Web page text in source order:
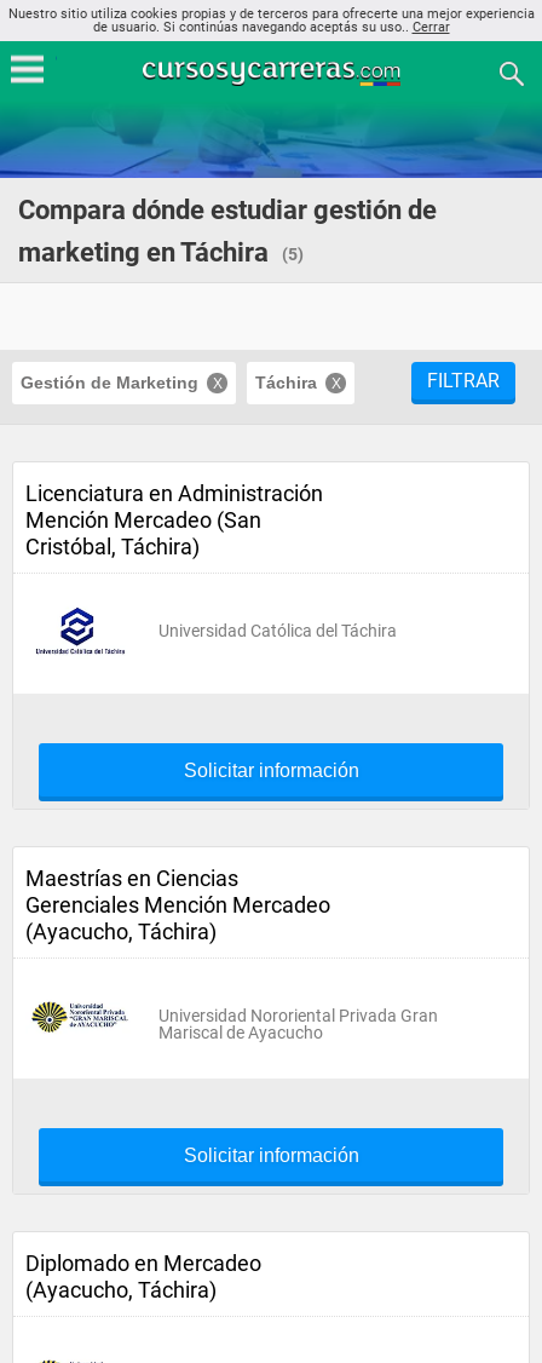
Nuestro sitio utiliza cookies propias y de terceros para ofrecerte una mejor experiencia
de usuario. Si continúas navegando aceptás su uso.. Cerrar
Compara dónde estudiar gestión de
marketing en Táchira
(5)
Gestión de Marketing Táchira FILTRAR
Licenciatura en Administración
Mención Mercadeo (San
Cristóbal, Táchira)
Universidad Católica del Táchira
Solicitar información
Maestrías en Ciencias
Gerenciales Mención Mercadeo
(Ayacucho, Táchira)
Universidad Nororiental Privada Gran
Mariscal de Ayacucho
Solicitar información
Diplomado en Mercadeo
(Ayacucho, Táchira)